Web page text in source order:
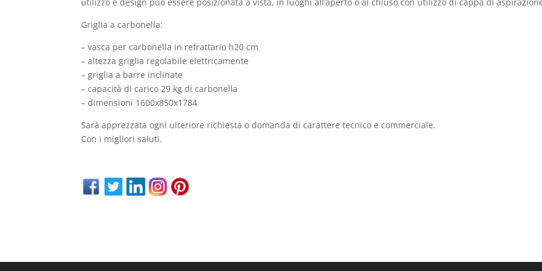
Griglia a carbonella:
– vasca per carbonella in refrattario h20 cm
– altezza griglia regolabile elettricamente
– griglia a barre inclinate
– capacità di carico 29 kg di carbonella
– dimensioni 1600x850x1784
Sarà apprezzata ogni ulteriore richiesta o domanda di carattere tecnico e commerciale.
Con i migliori saluti.